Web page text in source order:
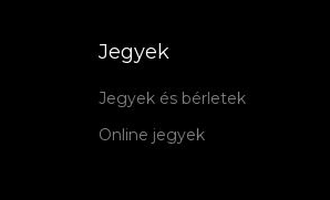
Jegyek
Jegyek és bérletek
Online jegyek